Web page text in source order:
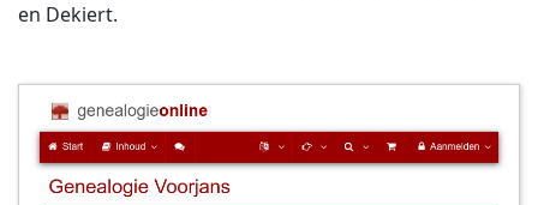
en Dekiert.